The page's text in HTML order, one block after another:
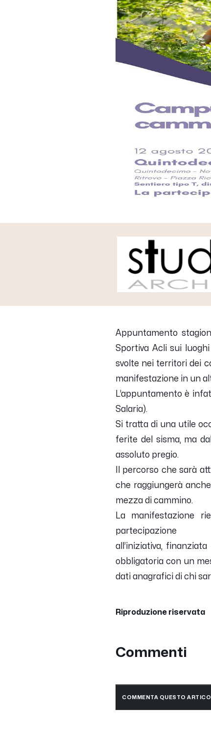
Appuntamento
Sportiva Acli sui
svolte nei territori dei
manifestazione in un
L’appuntamento è
Salaria).
Si tratta di una utile
ferite del sisma, ma
assoluto pregio.
Il percorso che sarà
che raggiungerà
mezza di cammino.
La manifestazione
partecipazione
all’iniziativa,
obbligatoria con un
dati anagrafici di chi
Riproduzione riservata
Commenti
COMMENTA QUESTO